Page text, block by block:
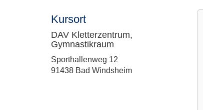
Kursort
DAV Kletterzentrum,
Gymnastikraum
Adresse:
Sporthallenweg 12
91438 Bad Windsheim